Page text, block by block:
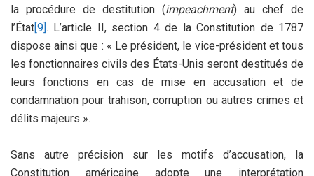
la procédure de destitution (impeachment) au chef de
l’État [9] . L’article II, section 4 de la Constitution de 1787
dispose ainsi que : « Le président, le vice-président et tous
les fonctionnaires civils des États-Unis seront destitués de
leurs fonctions en cas de mise en accusation et de
condamnation pour trahison, corruption ou autres crimes et
délits majeurs ».
Sans autre précision sur les motifs d’accusation, la
Constitution américaine adopte une interprétation